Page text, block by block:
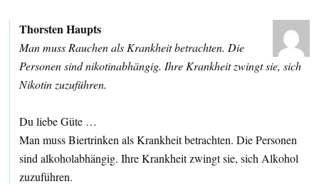
Thorsten Haupts
Man muss Rauchen als Krankheit betrachten. Die
Personen sind nikotinabhängig. Ihre Krankheit zwingt sie, sich
Nikotin zuzuführen.
Du liebe Güte …
Man muss Biertrinken als Krankheit betrachten. Die Personen
sind alkoholabhängig. Ihre Krankheit zwingt sie, sich Alkohol
zuzuführen.